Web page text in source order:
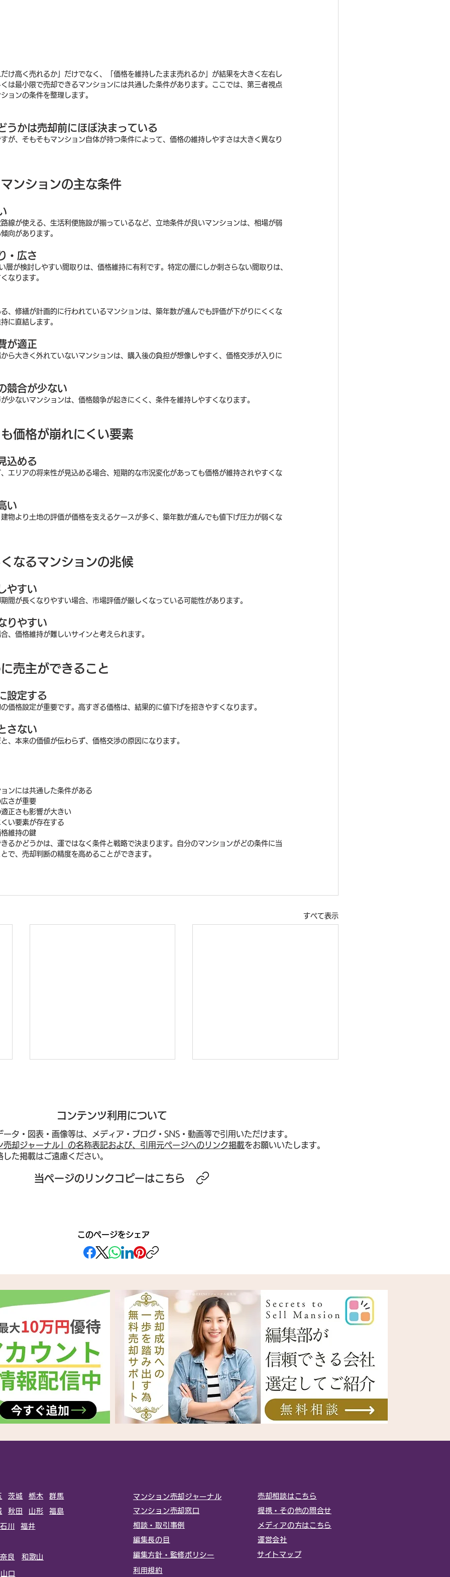
け高く売れるか」だけでなく、「価格を維持したまま売れるか」が結果を大きく左右し
は最小限で売却できるマンションには共通した条件があります。ここでは、第三者視点
ョンの条件を整理します。
うかは売却前にほぼ決まっている
が、そもそもマンション自体が持つ条件によって、価格の維持しやすさは大きく異なり
ンションの主な条件
線が使える、生活利便施設が揃っているなど、立地条件が良いマンションは、相場が弱
向があります。
・広さ
が検討しやすい間取りは、価格維持に有利です。特定の層にしか刺さらない間取りは、
なります。
、修繕が計画的に行われているマンションは、築年数が進んでも評価が下がりにくくな
に直結します。
が適正
ら大きく外れていないマンションは、購入後の負担が想像しやすく、価格交渉が入りに
競合が少ない
少ないマンションは、価格競争が起きにくく、条件を維持しやすくなります。
価格が崩れにくい要素
込める
エリアの将来性が見込める場合、短期的な市況変化があっても価格が維持されやすくな
い
物より土地の評価が価格を支えるケースが多く、築年数が進んでも値下げ圧力が弱くな
なるマンションの兆候
やすい
間が長くなりやすい場合、市場評価が厳しくなっている可能性があります。
りやすい
、価格維持が難しいサインと考えられます。
売主ができること
設定する
価格設定が重要です。高すぎる価格は、結果的に値下げを招きやすくなります。
さない
、本来の価値が伝わらず、価格交渉の原因になります。
ンには共通した条件がある
さが重要
正さも影響が大きい
い要素が存在する
維持の鍵
るかどうかは、運ではなく条件と戦略で決まります。自分のマンションがどの条件に当
で、売却判断の精度を高めることができます。
すべて表示
2026年夏マンション市場速
報──長期金利2.8%突破・在
と、都心vs郊外で明暗分かれ
る売却タイミング判断の実践
場展望──成約価格19カ月ぶ
分析
コンテンツ利用について
タ・図表・画像等は、メディア・ブログ・SNS・動画等で引用いただけます。
売却ジャーナル」の名称表記および、引用元ページへのリンク掲載をお願いいたします。
た掲載はご遠慮ください。
​当ページのリンクコピーはこちら
このページをシェア
茨城 栃木
秋田 山形
石川 福井
群馬
福島
奈良 和歌山
山口
マンション売却ジャーナル
マンション売却窓口
相談・取引事例
編集長の目
編集方針・監修ポリシー
売却相談はこちら
提携・その他の問合せ
メディアの方はこちら
運営会社
サイトマップ
利用規約